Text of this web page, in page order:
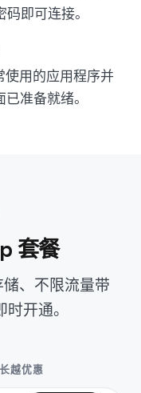
即可连接。
使用的应用程序并
准备就绪。
套餐
、不限流量带
开通。
越优惠